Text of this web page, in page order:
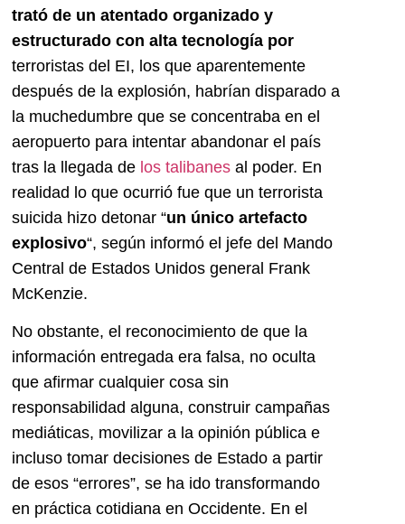
trató de un atentado organizado y
estructurado con alta tecnología por
terroristas del EI, los que aparentemente
después de la explosión, habrían disparado a
la muchedumbre que se concentraba en el
aeropuerto para intentar abandonar el país
tras la llegada de los talibanes al poder. En
realidad lo que ocurrió fue que un terrorista
suicida hizo detonar “un único artefacto
explosivo“, según informó el jefe del Mando
Central de Estados Unidos general Frank
McKenzie.
No obstante, el reconocimiento de que la
información entregada era falsa, no oculta
que afirmar cualquier cosa sin
responsabilidad alguna, construir campañas
mediáticas, movilizar a la opinión pública e
incluso tomar decisiones de Estado a partir
de esos “errores”, se ha ido transformando
en práctica cotidiana en Occidente. En el